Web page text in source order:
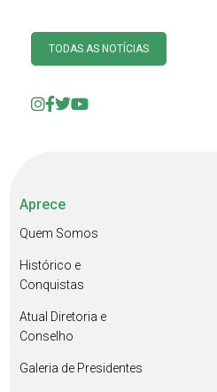
TODAS AS NOTÍCIAS
Aprece
Quem Somos
Histórico e
Conquistas
Atual Diretoria e
Conselho
Galeria de Presidentes